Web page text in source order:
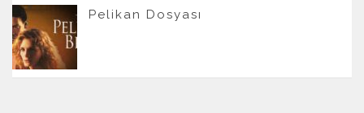
Pelikan Dosyası